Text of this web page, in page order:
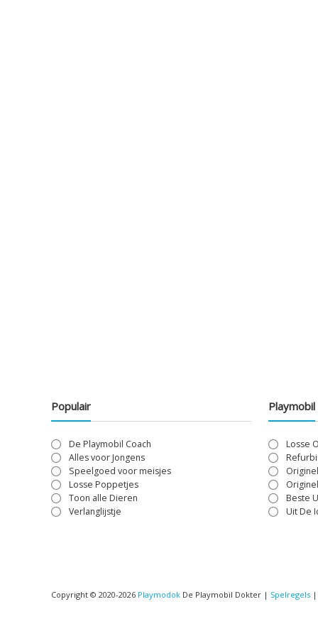
Populair
De Playmobil Coach
Alles voor Jongens
Speelgoed voor meisjes
Losse Poppetjes
Toon alle Dieren
Verlanglijstje
Playmobil
Losse
Beste
Uit De
Copyright © 2020-2026 Playmodok De Playmobil Dokter | Spelregels |